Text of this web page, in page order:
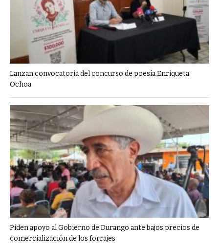
Lanzan convocatoria del concurso de poesía Enriqueta
Ochoa
Piden apoyo al Gobierno de Durango ante bajos precios de
comercialización de los forrajes